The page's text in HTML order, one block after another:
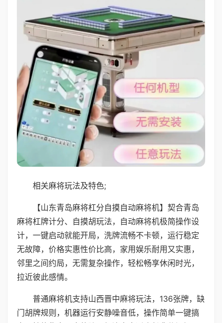
相关麻将玩法及特色;
【山东青岛麻将杠分自摸自动麻将机】契合青岛
麻将杠牌计分、自摸胡玩法，自动麻将机极简操作设
计，一键启动就能开局，洗牌流畅不卡顿，运行稳定
无故障，价格实惠性价比高，家用娱乐耐用又实惠，
邻里之间约局，无需复杂操作，轻松畅享休闲时光，
拉近彼此感情。
普通麻将机支持山西晋中麻将玩法，136张牌，缺
门胡牌规则，机器运行安静噪音低，操作简单一键搞